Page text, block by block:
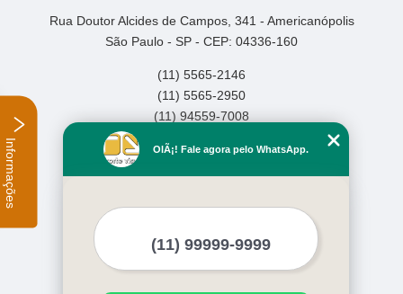
Rua Doutor Alcides de Campos, 341 - Americanópolis
São Paulo - SP - CEP: 04336-160
(11) 5565-2146
(11) 5565-2950
(11) 94559-7008
Home
Serviços
Mapa do site
Mais Serviços
OlÃ¡! Fale agora pelo WhatsApp.
Informações